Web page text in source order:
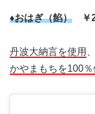
♦おはぎ（餡） ￥
丹波大納言を使用
かやまもちを100％